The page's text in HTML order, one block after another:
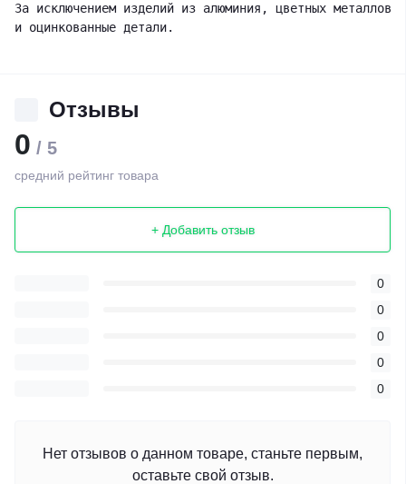
За исключением изделий из алюминия, цветных металлов
и оцинкованные детали.
Отзывы
0 / 5
средний рейтинг товара
+ Добавить отзыв
0
0
0
0
0
Нет отзывов о данном товаре, станьте первым,
оставьте свой отзыв.